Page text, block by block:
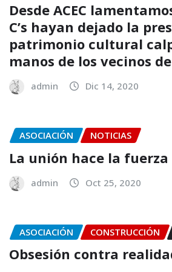
Desde ACEC
C’s hayan dejado la
patrimonio cultural
manos de los vecinos
admin Dic 14, 2020
ASOCIACIÓN NOTICIAS
La unión hace la fuerza
admin Oct 25, 2020
ASOCIACIÓN CONSTRUCCIÓN
Obsesión contra